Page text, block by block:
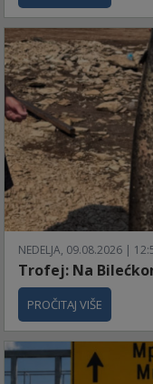
NEDELJA, 09.08.2026 |
Trofej: Na
PROČITAJ VIŠE